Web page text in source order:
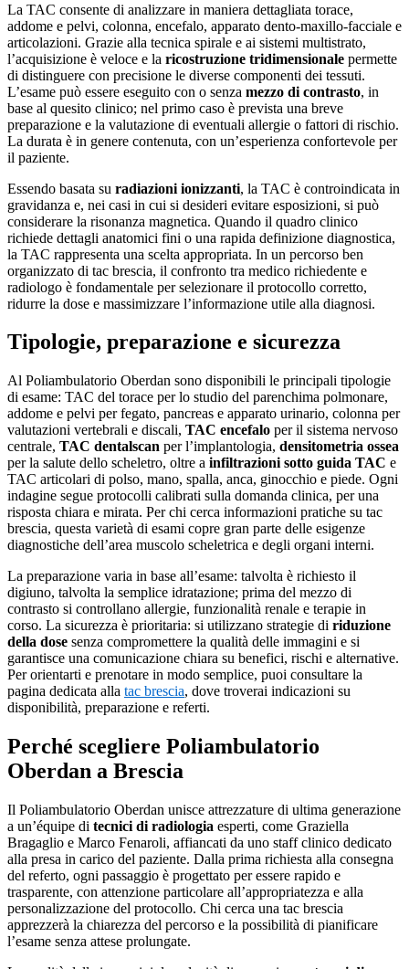
La TAC consente di analizzare in maniera dettagliata torace,
addome e pelvi, colonna, encefalo, apparato dento-maxillo-facciale e
articolazioni. Grazie alla tecnica spirale e ai sistemi multistrato,
l’acquisizione è veloce e la ricostruzione tridimensionale permette
di distinguere con precisione le diverse componenti dei tessuti.
L’esame può essere eseguito con o senza mezzo di contrasto, in
base al quesito clinico; nel primo caso è prevista una breve
preparazione e la valutazione di eventuali allergie o fattori di rischio.
La durata è in genere contenuta, con un’esperienza confortevole per
il paziente.
Essendo basata su radiazioni ionizzanti, la TAC è controindicata in
gravidanza e, nei casi in cui si desideri evitare esposizioni, si può
considerare la risonanza magnetica. Quando il quadro clinico
richiede dettagli anatomici fini o una rapida definizione diagnostica,
la TAC rappresenta una scelta appropriata. In un percorso ben
organizzato di tac brescia, il confronto tra medico richiedente e
radiologo è fondamentale per selezionare il protocollo corretto,
ridurre la dose e massimizzare l’informazione utile alla diagnosi.
Tipologie, preparazione e sicurezza
Al Poliambulatorio Oberdan sono disponibili le principali tipologie
di esame: TAC del torace per lo studio del parenchima polmonare,
addome e pelvi per fegato, pancreas e apparato urinario, colonna per
valutazioni vertebrali e discali, TAC encefalo per il sistema nervoso
centrale, TAC dentalscan per l’implantologia, densitometria ossea
per la salute dello scheletro, oltre a infiltrazioni sotto guida TAC e
TAC articolari di polso, mano, spalla, anca, ginocchio e piede. Ogni
indagine segue protocolli calibrati sulla domanda clinica, per una
risposta chiara e mirata. Per chi cerca informazioni pratiche su tac
brescia, questa varietà di esami copre gran parte delle esigenze
diagnostiche dell’area muscolo scheletrica e degli organi interni.
La preparazione varia in base all’esame: talvolta è richiesto il
digiuno, talvolta la semplice idratazione; prima del mezzo di
contrasto si controllano allergie, funzionalità renale e terapie in
corso. La sicurezza è prioritaria: si utilizzano strategie di riduzione
della dose senza compromettere la qualità delle immagini e si
garantisce una comunicazione chiara su benefici, rischi e alternative.
Per orientarti e prenotare in modo semplice, puoi consultare la
pagina dedicata alla tac brescia, dove troverai indicazioni su
disponibilità, preparazione e referti.
Perché scegliere Poliambulatorio
Oberdan a Brescia
Il Poliambulatorio Oberdan unisce attrezzature di ultima generazione
a un’équipe di tecnici di radiologia esperti, come Graziella
Bragaglio e Marco Fenaroli, affiancati da uno staff clinico dedicato
alla presa in carico del paziente. Dalla prima richiesta alla consegna
del referto, ogni passaggio è progettato per essere rapido e
trasparente, con attenzione particolare all’appropriatezza e alla
personalizzazione del protocollo. Chi cerca una tac brescia
apprezzerà la chiarezza del percorso e la possibilità di pianificare
l’esame senza attese prolungate.